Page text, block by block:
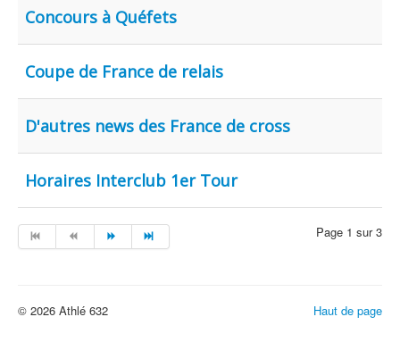
Concours à Quéfets
Coupe de France de relais
D'autres news des France de cross
Horaires Interclub 1er Tour
Page 1 sur 3
Haut de page
© 2026 Athlé 632